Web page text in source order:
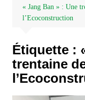
« Jang Ban » : Une
l’Ecoconstruction
Étiquette :
trentaine